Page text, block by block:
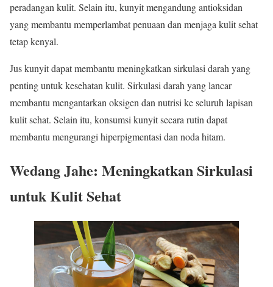
peradangan kulit. Selain itu, kunyit mengandung antioksidan
yang membantu memperlambat penuaan dan menjaga kulit sehat
tetap kenyal.
Jus kunyit dapat membantu meningkatkan sirkulasi darah yang
penting untuk kesehatan kulit. Sirkulasi darah yang lancar
membantu mengantarkan oksigen dan nutrisi ke seluruh lapisan
kulit sehat. Selain itu, konsumsi kunyit secara rutin dapat
membantu mengurangi hiperpigmentasi dan noda hitam.
Wedang Jahe: Meningkatkan Sirkulasi
untuk Kulit Sehat